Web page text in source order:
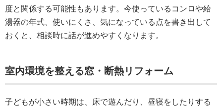
度と関係する可能性もあります。今使っているコンロや給
湯器の年式、使いにくさ、気になっている点を書き出して
おくと、相談時に話が進めやすくなります。
室内環境を整える窓・断熱リフォーム
子どもが小さい時期は、床で遊んだり、昼寝をしたりする